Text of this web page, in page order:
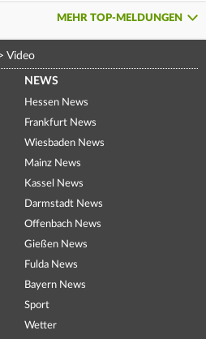
MEHR TOP-MELDUNGEN
Video
NEWS
Hessen News
Frankfurt News
Wiesbaden News
Mainz News
Kassel News
Darmstadt News
Offenbach News
Gießen News
Fulda News
Bayern News
Sport
Wetter